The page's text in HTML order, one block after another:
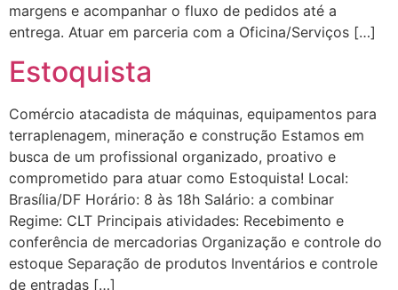
margens e acompanhar o fluxo de pedidos até a
entrega. Atuar em parceria com a Oficina/Serviços […]
Estoquista
Comércio atacadista de máquinas, equipamentos para
terraplenagem, mineração e construção Estamos em
busca de um profissional organizado, proativo e
comprometido para atuar como Estoquista! Local:
Brasília/DF Horário: 8 às 18h Salário: a combinar
Regime: CLT Principais atividades: Recebimento e
conferência de mercadorias Organização e controle do
estoque Separação de produtos Inventários e controle
de entradas […]